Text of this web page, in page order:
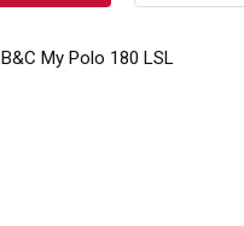
B&C My Polo 180 LSL